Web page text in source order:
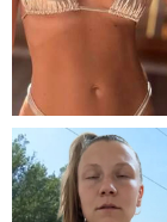
Smrtelný pád